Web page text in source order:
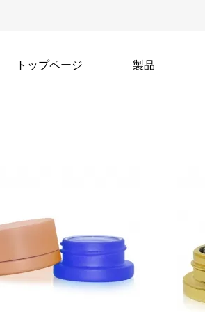
トップページ 製品